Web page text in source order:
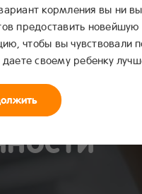
кормления вы ни
предоставить
чтобы вы чувствовали
своему ребенку